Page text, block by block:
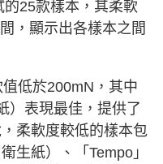
25款樣本，其柔軟
，顯示出各樣本之間
低於200mN，其中
）表現最佳，提供了
柔軟度較低的樣本包
生紙）、「Tempo」